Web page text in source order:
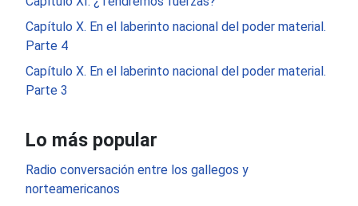
Capítulo X. En el laberinto nacional del poder material.
Parte 4
Capítulo X. En el laberinto nacional del poder material.
Parte 3
Lo más popular
Radio conversación entre los gallegos y
norteamericanos